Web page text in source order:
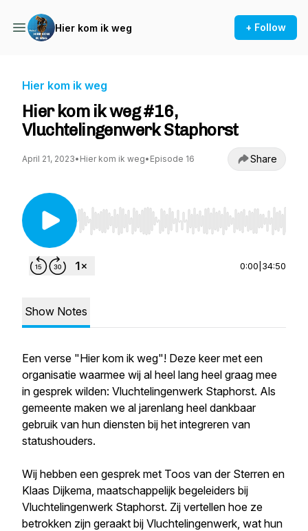
Hier kom ik weg + Follow
Hier kom ik weg
Hier kom ik weg #16,
Vluchtelingenwerk Staphorst
April 21, 2023• Hier kom ik weg• Episode 16 Share
Use Left/Right to seek, Home/End to jump to
0:00 34:50
Show Notes
Een verse "Hier kom ik weg"! Deze keer met een
organisatie waarmee wij al heel lang heel graag mee
in gesprek wilden: Vluchtelingenwerk Staphorst. Als
gemeente maken we al jarenlang heel dankbaar
gebruik van hun diensten bij het integreren van
statushouders.
Wij hebben een gesprek met Toos van der Sterren en
Klaas Dijkema, maatschappelijk begeleiders bij
Vluchtelingenwerk Staphorst. Zij vertellen hoe ze
betrokken zijn geraakt bij Vluchtelingenwerk, wat hun